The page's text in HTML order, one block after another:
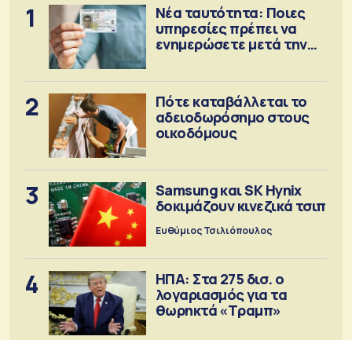
1
Νέα ταυτότητα: Ποιες
υπηρεσίες πρέπει να
ενημερώσετε μετά την
2
Πότε καταβάλλεται το
αδειοδωρόσημο στους
οικοδόμους
3
Samsung και SK Hynix
δοκιμάζουν κινεζικά τσιπ
Ευθύμιος Τσιλιόπουλος
4
ΗΠΑ: Στα 275 δισ. ο
λογαριασμός για τα
θωρηκτά «Τραμπ»